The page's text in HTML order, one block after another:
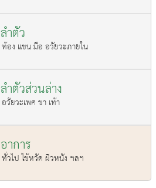
ลำตัว
ท้อง แขน มือ อวัยวะภายใน
ลำตัวส่วนล่าง
อวัยวะเพศ ขา เท้า
อาการ
ทั่วไป ไข้หวัด ผิวหนัง ฯลฯ